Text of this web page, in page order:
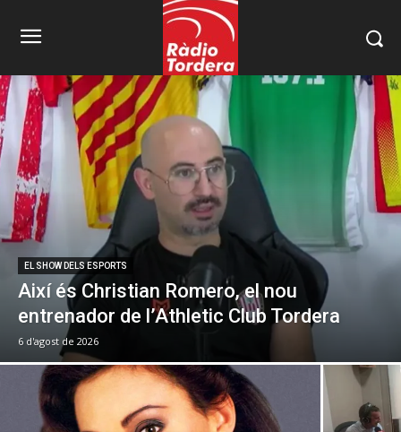
EL SHOW DELS ESPORTS
Així és Christian Romero, el nou
entrenador de l’Athletic Club Tordera
6 d'agost de 2026